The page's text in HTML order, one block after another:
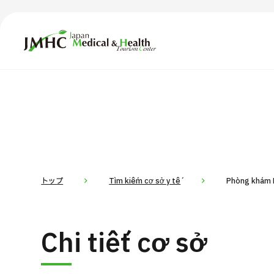
Trung tâm Du lịch Y tế & Sức khỏe Nhật Bản (JMHC)
Quy trình khám chữa bệnh
Chương trình
Tìm theo bộ phận / bệnh
トップ Tìm kiếm cơ sở y tế Phòng khám
Chi tiết cơ sở